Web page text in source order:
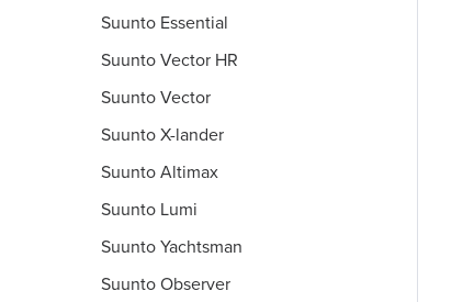
Suunto Essential
Suunto Vector HR
Suunto Vector
Suunto X-lander
Suunto Altimax
Suunto Lumi
Suunto Yachtsman
Suunto Observer